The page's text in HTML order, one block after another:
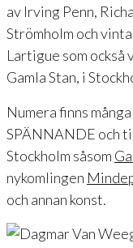
av Irving Penn,
Strömholm och
Lartigue som
Gamla Stan, i
Numera finns
SPÄNNANDE och
Stockholm såsom
nykomlingen
och annan konst.